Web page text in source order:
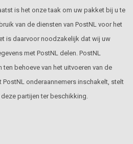
is het onze taak om uw pakket bij u te
van de diensten van PostNL voor het
is daarvoor noodzakelijk dat wij uw
met PostNL delen. PostNL
behoeve van het uitvoeren van de
PostNL onderaannemers inschakelt, stelt
partijen ter beschikking.